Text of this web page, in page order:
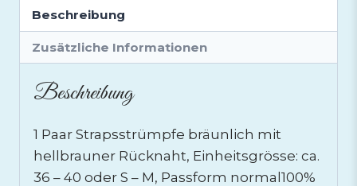
Beschreibung
Zusätzliche Informationen
Beschreibung
1 Paar Strapsstrümpfe bräunlich mit
hellbrauner Rücknaht, Einheitsgrösse: ca.
36 – 40 oder S – M, Passform normal100%